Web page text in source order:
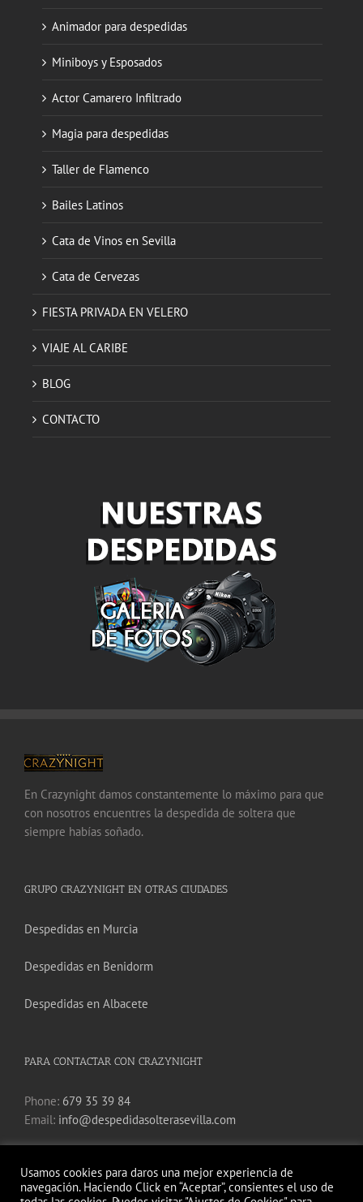
Animador para despedidas
Miniboys y Esposados
Actor Camarero Infiltrado
Magia para despedidas
Taller de Flamenco
Bailes Latinos
Cata de Vinos en Sevilla
Cata de Cervezas
FIESTA PRIVADA EN VELERO
VIAJE AL CARIBE
BLOG
CONTACTO
En Crazynight damos constantemente lo máximo para que
con nosotros encuentres la despedida de soltera que
siempre habías soñado.
GRUPO CRAZYNIGHT EN OTRAS CIUDADES
Despedidas en Murcia
Despedidas en Benidorm
Despedidas en Albacete
PARA CONTACTAR CON CRAZYNIGHT
Phone: 679 35 39 84
Email: info@despedidasolterasevilla.com
Usamos cookies para daros una mejor experiencia de
navegación. Haciendo Click en “Aceptar”, consientes el uso de